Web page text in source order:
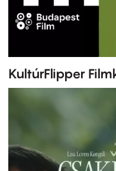
KultúrFlipper